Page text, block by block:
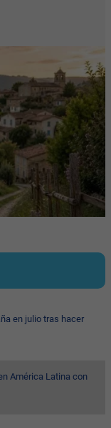
en julio tras hacer
América Latina con